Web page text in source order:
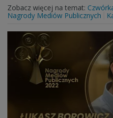
Zobacz więcej na temat:
Nagrody Mediów Publicznych